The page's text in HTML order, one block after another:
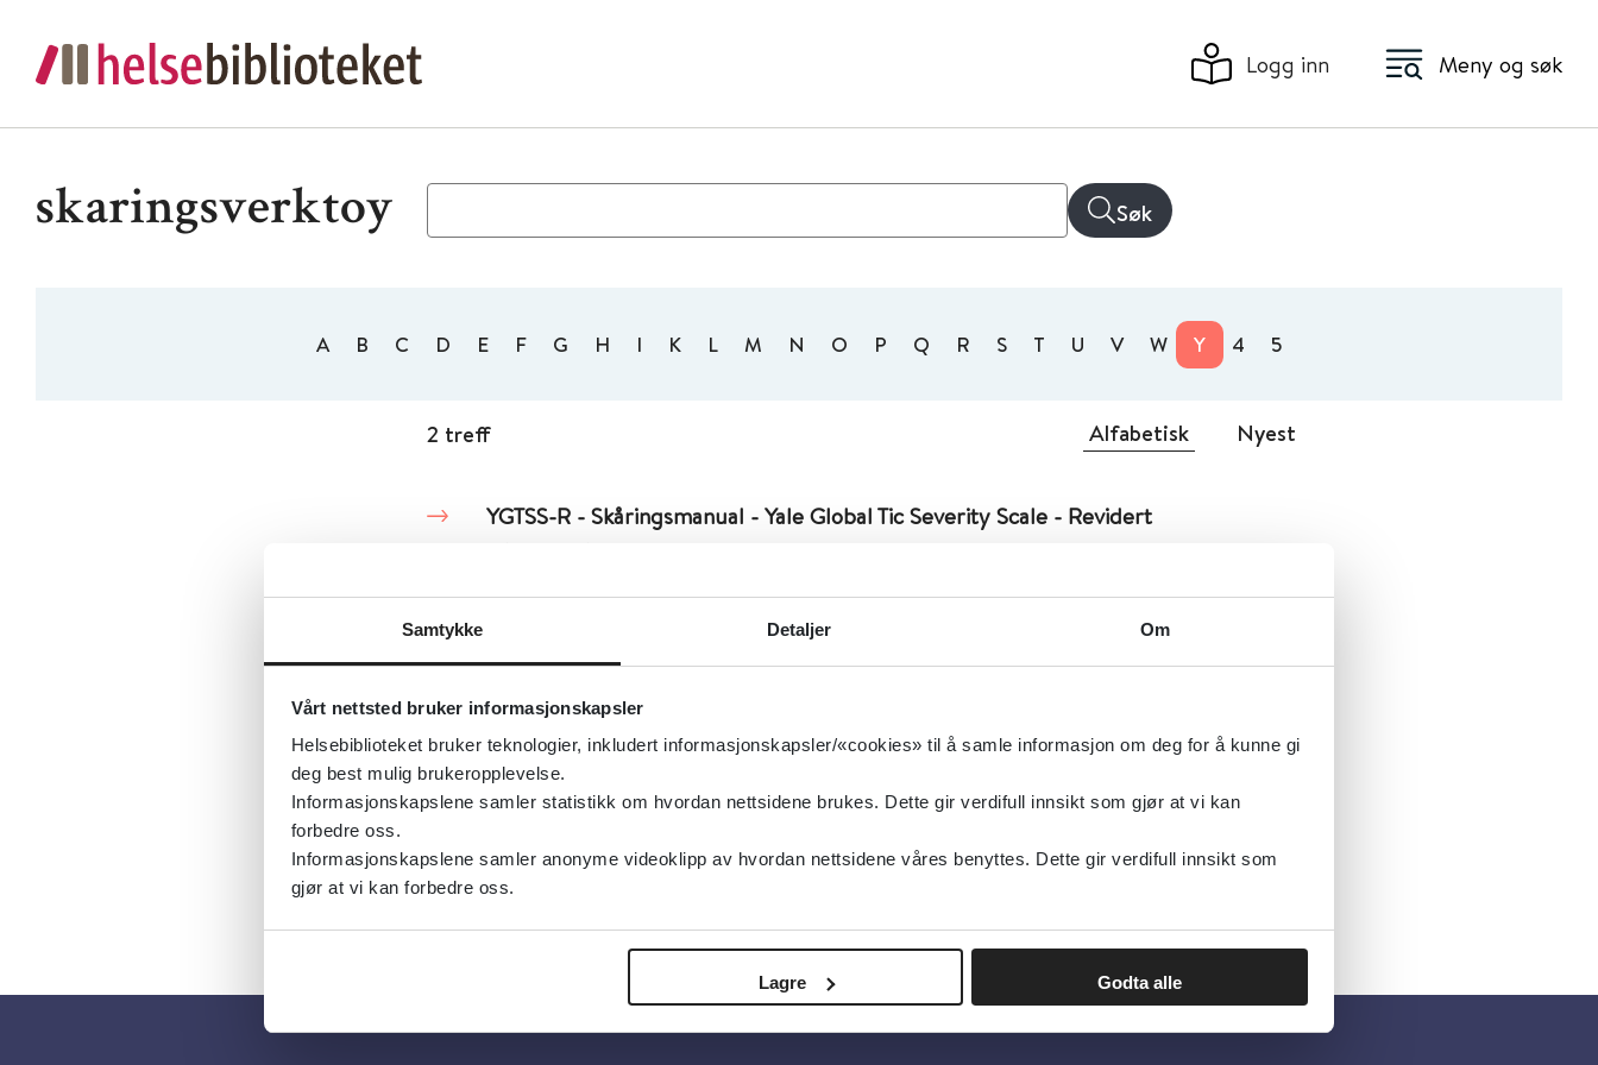
Samtykke Detaljer Om
Vårt nettsted bruker informasjonskapsler
Helsebiblioteket bruker teknologier, inkludert informasjonskapsler/«cookies» til å samle informasjon om deg for å kunne gi
deg best mulig brukeropplevelse.
Informasjonskapslene samler statistikk om hvordan nettsidene brukes. Dette gir verdifull innsikt som gjør at vi kan
forbedre oss.
Informasjonskapslene samler anonyme videoklipp av hvordan nettsidene våres benyttes. Dette gir verdifull innsikt som
gjør at vi kan forbedre oss.
Lagre Godta alle
Logg inn Meny og søk
skaringsverktoy Søk
A B C D E F G H I K L M N O P Q R S T U V W Y 4 5
2 treff Alfabetisk Nyest
YGTSS-R - Skåringsmanual - Yale Global Tic Severity Scale - Revidert
Detaljer
YGTSS-R - Yale Global Tic Severity Scale -Revidert
26.01.2026
Detaljer